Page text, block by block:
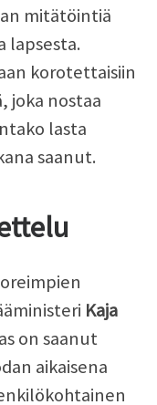
mitätöintiä
lapsesta.
korotettaisiin
joka nostaa
lasta
saanut.
Kaja
on saanut
aikaisena